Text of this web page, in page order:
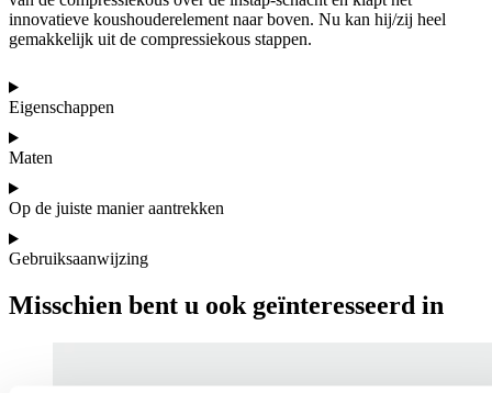
innovatieve koushouderelement naar boven. Nu kan hij/zij heel
gemakkelijk uit de compressiekous stappen.
Eigenschappen
Maten
Op de juiste manier aantrekken
Gebruiksaanwijzing
Misschien bent u ook geïnteresseerd in